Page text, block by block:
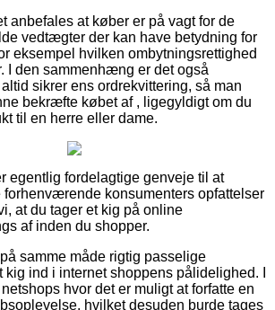
anbefales at køber er på vagt for de
vedtægter der kan have betydning for
eksempel hvilken ombytningsrettighed
I den sammenhæng er det også
sikrer ens ordrekvittering, så man
bekræfte købet af , ligegyldigt om du
til en herre eller dame.
egentlig fordelagtige genveje til at
forhenværende konsumenters opfattelser
at du tager et kig på online
af inden du shopper.
samme måde rigtig passelige
kig ind i internet shoppens pålidelighed. I
hvor det er muligt at forfatte en
hvilket desuden burde tages